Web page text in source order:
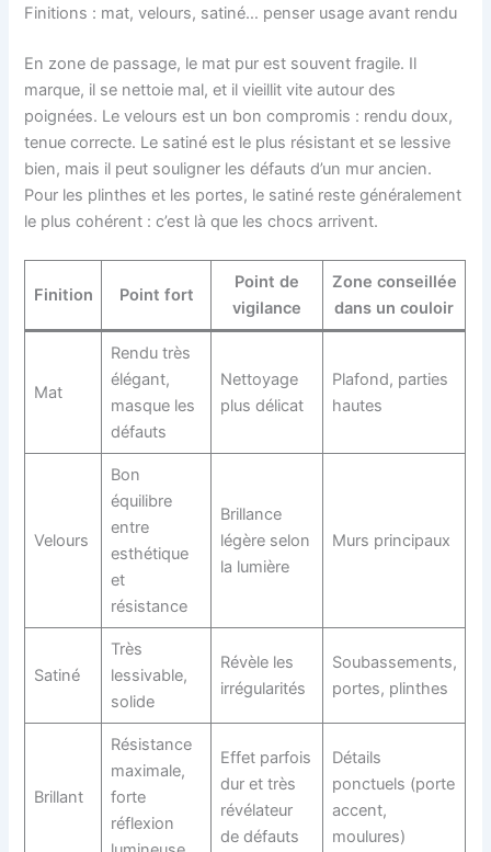
Finitions : mat, velours, satiné… penser usage avant rendu
En zone de passage, le mat pur est souvent fragile. Il
marque, il se nettoie mal, et il vieillit vite autour des
poignées. Le velours est un bon compromis : rendu doux,
tenue correcte. Le satiné est le plus résistant et se lessive
bien, mais il peut souligner les défauts d’un mur ancien.
Pour les plinthes et les portes, le satiné reste généralement
le plus cohérent : c’est là que les chocs arrivent.
Finition Point fort
Point de
vigilance
Zone conseillée
dans un couloir
Mat
Rendu très
élégant,
masque les
défauts
Nettoyage
plus délicat
Plafond, parties
hautes
Velours
Bon
équilibre
entre
esthétique
et
résistance
Brillance
légère selon
la lumière
Murs principaux
Satiné
Très
lessivable,
solide
Révèle les
irrégularités
Soubassements,
portes, plinthes
Brillant
Résistance
maximale,
forte
réflexion
Effet parfois
dur et très
révélateur
de défauts
Détails
ponctuels (porte
accent,
moulures)